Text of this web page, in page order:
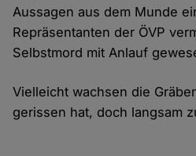
Aussagen aus dem Munde
Repräsentanten der ÖVP
Selbstmord mit Anlauf
Vielleicht wachsen die
gerissen hat, doch langsam